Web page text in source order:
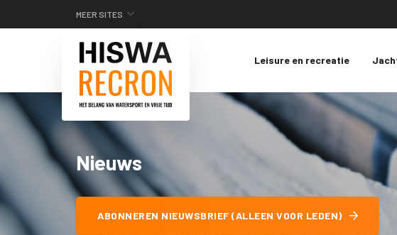
MEER SITES
Leisure en recreatie
Nieuws
ABONNEREN NIEUWSBRIEF (ALLEEN VOOR LEDEN)